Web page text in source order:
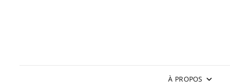
À PROPOS